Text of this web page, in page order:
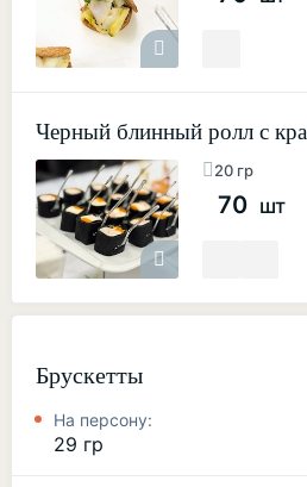
20 гр
Черный блинный ролл с
70 шт
Брускетты
На персону:
29 гр